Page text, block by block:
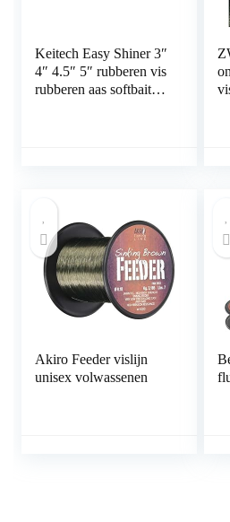
Keitech Easy Shiner 3″
4″ 4.5″ 5″ rubberen vis
rubberen aas softbait
Akiro Feeder vislijn
unisex volwassenen